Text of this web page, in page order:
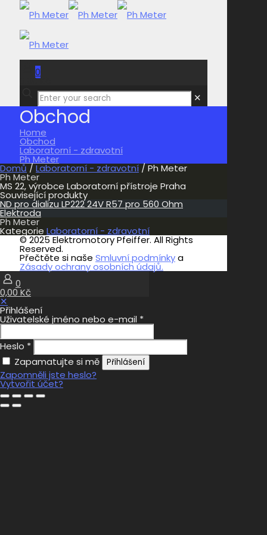
0
0,00 Kč
✕
Obchod
Home
Obchod
Laboratorní - zdravotní
Ph Meter
Domů / Laboratorní - zdravotní / Ph Meter
Ph Meter
MS 22, výrobce Laboratorní přístroje Praha
Související produkty
ND pro dializu LP222 24V R57 pro 560 Ohm
Elektroda
Ph Meter
Kategorie Laboratorní - zdravotní
© 2025 Elektromotory Pfeiffer. All Rights
Reserved.
Přečtěte si naše Smluvní podmínkya
Zásady ochrany osobních údajů.
0
0,00 Kč
✕
Přihlášení
Uživatelské jméno nebo e-mail *
Heslo *
Zapamatujte si mě
Přihlášení
Zapomněli jste heslo?
Vytvořit účet?